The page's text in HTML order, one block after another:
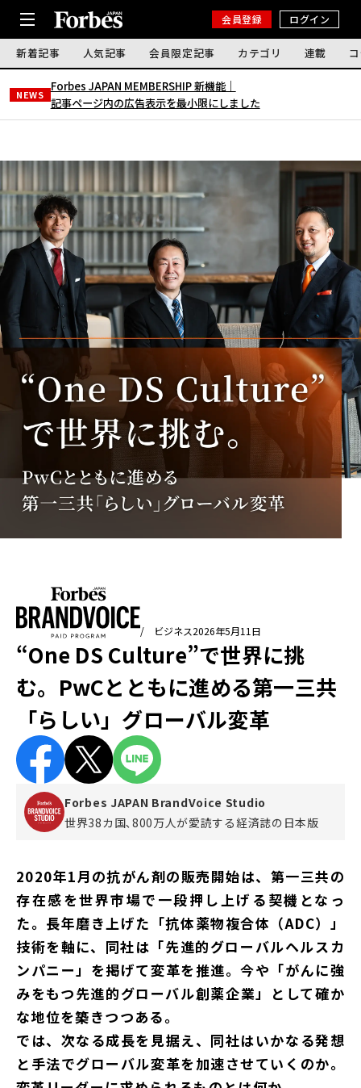
会員登録 ログイン
新着記事 人気記事 会員限定記事 カテゴリ 連載
NEWS
Forbes JAPAN MEMBERSHIP 新機能｜
記事ページ内の広告表示を最小限にしました
/ ビジネス2026年5月11日
“One DS Culture”で世界に挑
む。PwCとともに進める第一三共
「らしい」グローバル変革
Forbes JAPAN BrandVoice Studio
世界38カ国､800万人が愛読する 経済誌の日本版
2020年1月の抗がん剤の販売開始は、第一三共の
存在感を世界市場で一段押し上げる契機となっ
た。長年磨き上げた「抗体薬物複合体（ADC）」
技術を軸に、同社は「先進的グローバルヘルスカ
ンパニー」を掲げて変革を推進。今や「がんに強
みをもつ先進的グローバル創薬企業」として確か
な地位を築きつつある。
では、次なる成長を見据え、同社はいかなる発想
と手法でグローバル変革を加速させていくのか。